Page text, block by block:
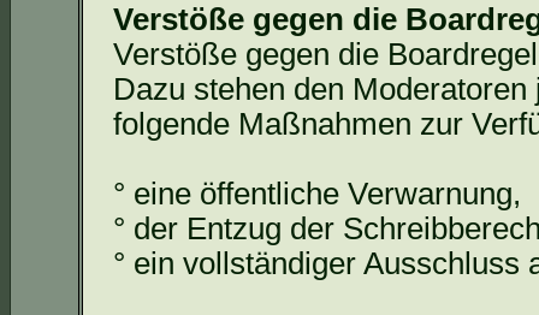
Verstöße gegen die
Verstöße gegen die
Dazu stehen den
folgende Maßnahmen zur
° eine öffentliche Verwarnung,
° der Entzug der
° ein vollständiger Ausschluss